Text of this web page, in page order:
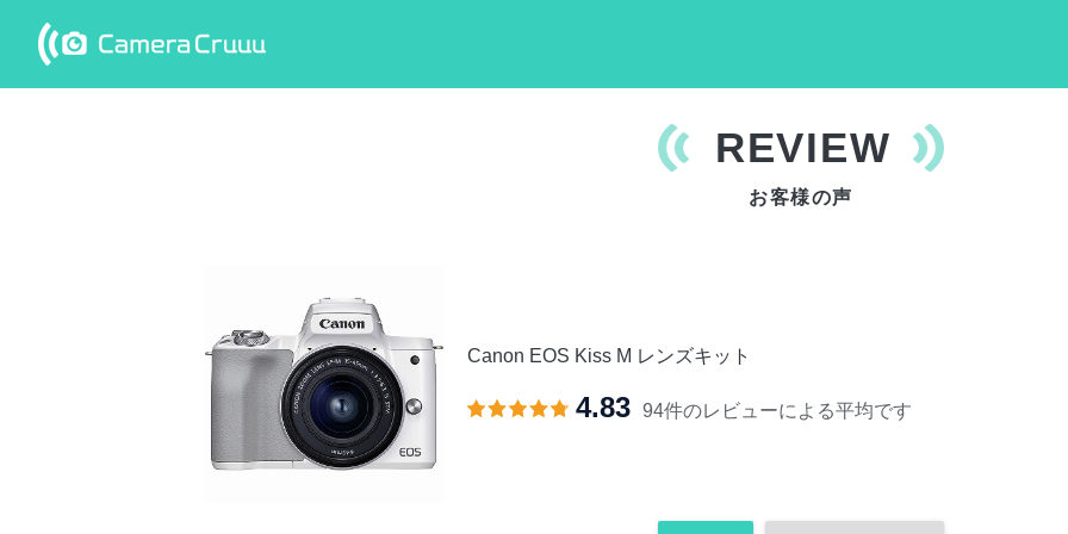
GoProやミラ
REVIEW
お客様の声
Canon EOS Kiss M レンズキット
4.83 94件のレビューによる平均です